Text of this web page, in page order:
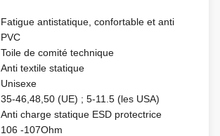
Fatigue antistatique, confortable et anti
PVC
Toile de comité technique
Anti textile statique
Unisexe
35-46,48,50 (UE) ; 5-11.5 (les USA)
Anti charge statique ESD protectrice
106 -107Ohm